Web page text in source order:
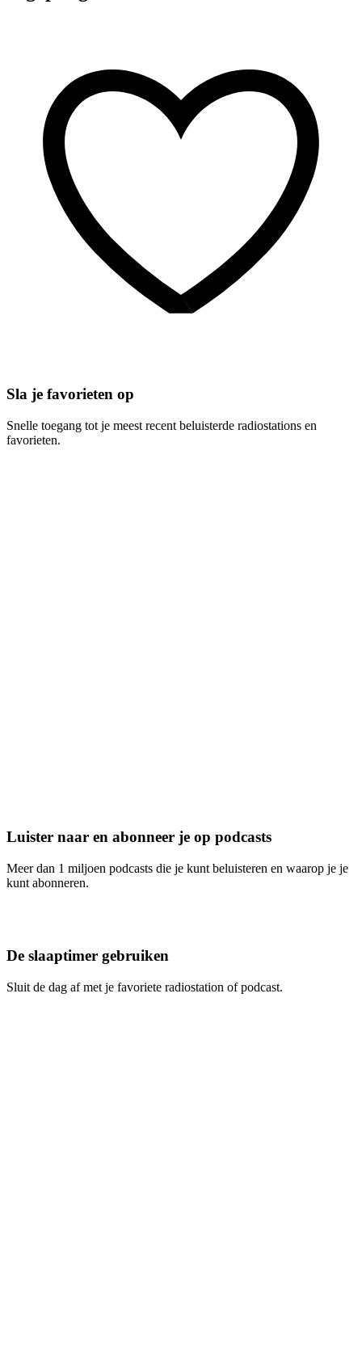
Sla je favorieten op
Snelle toegang tot je meest recent beluisterde radiostations en
favorieten.
Luister naar en abonneer je op podcasts
Meer dan 1 miljoen podcasts die je kunt beluisteren en waarop je je
kunt abonneren.
De slaaptimer gebruiken
Sluit de dag af met je favoriete radiostation of podcast.